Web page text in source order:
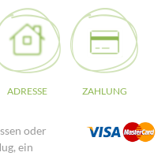
ADRESSE ZAHLUNG
oder
ein